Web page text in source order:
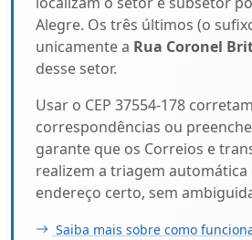
Alegre. Os três últimos (o
unicamente a Rua Coronel
desse setor.
Usar o CEP 37554-178
correspondências ou
garante que os Correios e
realizem a triagem
endereço certo, sem
Saiba mais sobre como